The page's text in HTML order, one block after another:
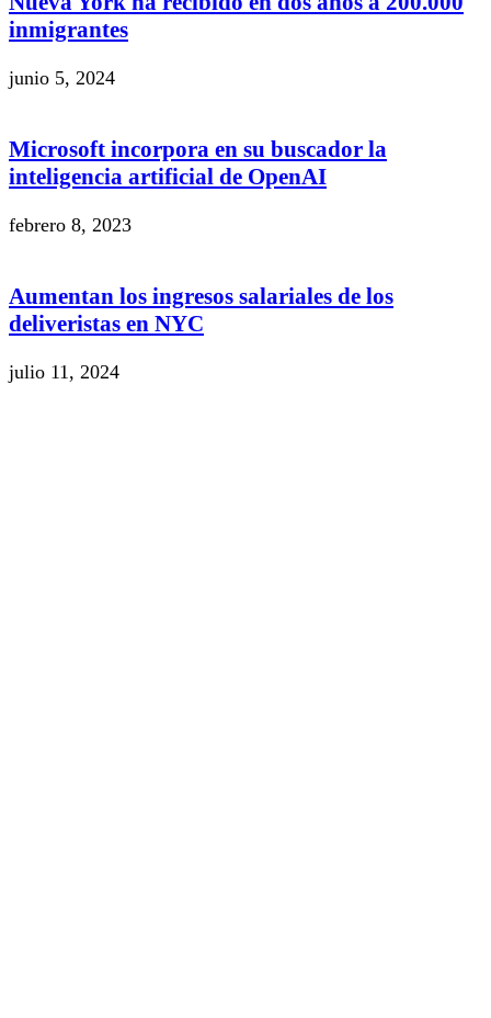
inmigrantes
junio 5, 2024
Microsoft incorpora en su buscador la
inteligencia artificial de OpenAI
febrero 8, 2023
Aumentan los ingresos salariales de los
deliveristas en NYC
julio 11, 2024